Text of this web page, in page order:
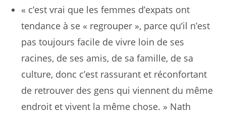
« c’est vrai que les femmes d’expats ont
tendance à se « regrouper », parce qu’il n’est
pas toujours facile de vivre loin de ses
racines, de ses amis, de sa famille, de sa
culture, donc c’est rassurant et réconfortant
de retrouver des gens qui viennent du même
endroit et vivent la même chose. » Nath